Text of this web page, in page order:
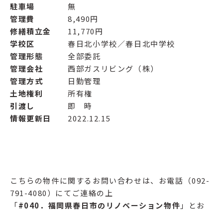
駐車場
無
管理費8,490円
修繕積立金 11,770円
学校区春日北小学校／春日北中学校
管理形態全部委託
管理会社西部ガスリビング（株）
管理方式
日勤管理
土地権利 所有権
引渡し 即 時
情報更新日 2022.12.15
こちらの物件に関するお問い合わせは、お電話（092-
791-4080）にてご連絡の上
「#040 ．福岡県春日市のリノベーション物件 」とお